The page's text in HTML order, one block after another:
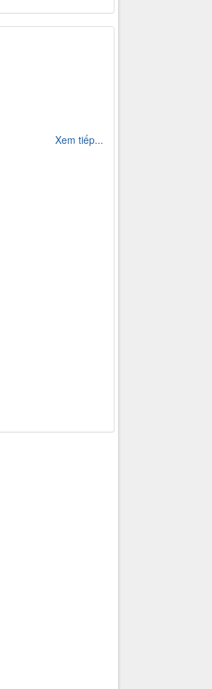
Xem tiếp...